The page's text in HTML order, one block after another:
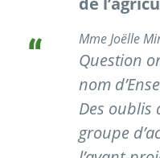
Mme Joëlle
Question
nom
Des oublis
groupe